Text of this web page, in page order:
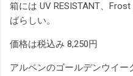
箱には UV RESISTANT、
ばらしい。
価格は税込み 8,250円
アルペンのゴールデンウイー